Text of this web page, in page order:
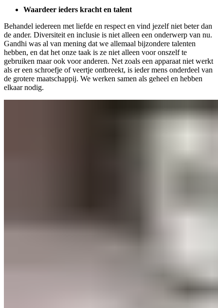
Waardeer ieders kracht en talent
Behandel iedereen met liefde en respect en vind jezelf niet beter dan
de ander. Diversiteit en inclusie is niet alleen een onderwerp van nu.
Gandhi was al van mening dat we allemaal bijzondere talenten
hebben, en dat het onze taak is ze niet alleen voor onszelf te
gebruiken maar ook voor anderen. Net zoals een apparaat niet werkt
als er een schroefje of veertje ontbreekt, is ieder mens onderdeel van
de grotere maatschappij. We werken samen als geheel en hebben
elkaar nodig.